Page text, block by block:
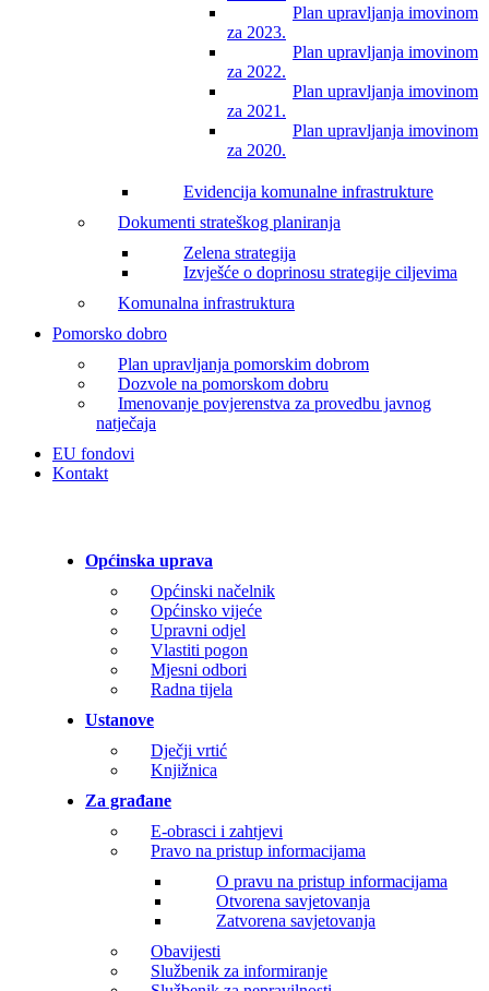
Plan upravljanja imovinom
za 2023.
Plan upravljanja imovinom
za 2022.
Plan upravljanja imovinom
za 2021.
Plan upravljanja imovinom
za 2020.
Evidencija komunalne infrastrukture
Dokumenti strateškog planiranja
Zelena strategija
Izvješće o doprinosu strategije ciljevima
Komunalna infrastruktura
Pomorsko dobro
Plan upravljanja pomorskim dobrom
Dozvole na pomorskom dobru
Imenovanje povjerenstva za provedbu javnog
natječaja
EU fondovi
Kontakt
Općinska uprava
Općinski načelnik
Općinsko vijeće
Upravni odjel
Vlastiti pogon
Mjesni odbori
Radna tijela
Ustanove
Dječji vrtić
Knjižnica
Za građane
E-obrasci i zahtjevi
Pravo na pristup informacijama
O pravu na pristup informacijama
Otvorena savjetovanja
Zatvorena savjetovanja
Obavijesti
Službenik za informiranje